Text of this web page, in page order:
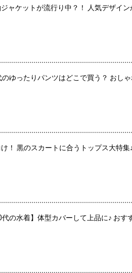
ャケットが流行り中？！ 人気デザイ
のゆったりパンツはどこで買う？ おし
！ 黒のスカートに合うトップス大特集
代の水着】体型カバーして上品に♪ おす